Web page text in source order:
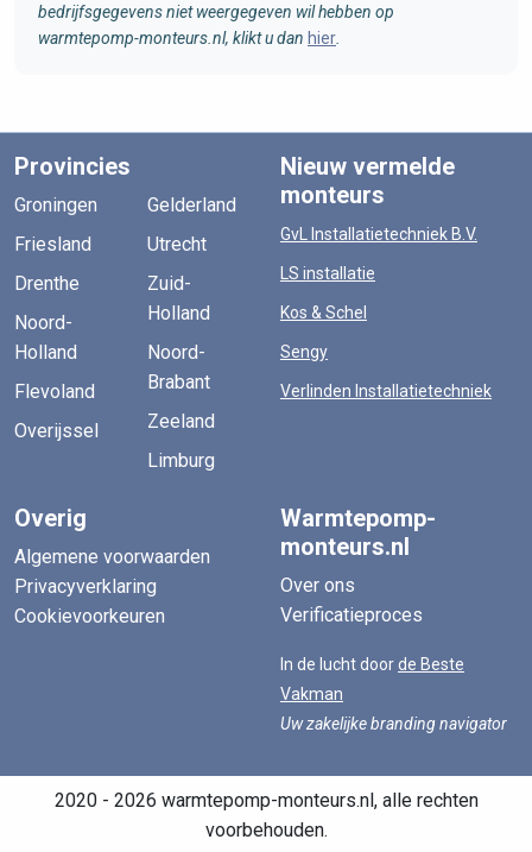
bedrijfsgegevens niet weergegeven wil hebben op
warmtepomp-monteurs.nl, klikt u dan hier
Provincies
Groningen
Friesland
Drenthe
Noord-
Holland
Flevoland
Overijssel
Gelderland
Utrecht
Zuid-
Holland
Noord-
Brabant
Zeeland
Limburg
Nieuw vermelde
monteurs
GvL Installatietechniek B.V.
LS installatie
Kos & Schel
Sengy
Verlinden Installatietechniek
Overig
Algemene voorwaarden
Privacyverklaring
Cookievoorkeuren
Warmtepomp-
monteurs.nl
Over ons
Verificatieproces
In de lucht doorde Beste
Vakman
Uw zakelijke branding navigator
2020 - 2026 warmtepomp-monteurs.nl, alle rechten
voorbehouden.